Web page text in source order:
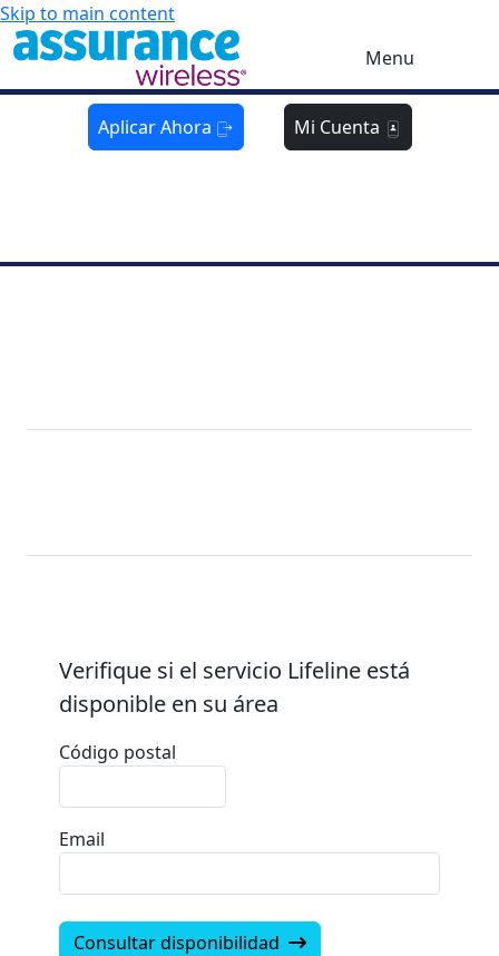
Skip to main content
Menu
Aplicar Ahora Mi Cuenta
Verifique si el servicio Lifeline está
disponible en su área
Código postal
Email
Consultar disponibilidad